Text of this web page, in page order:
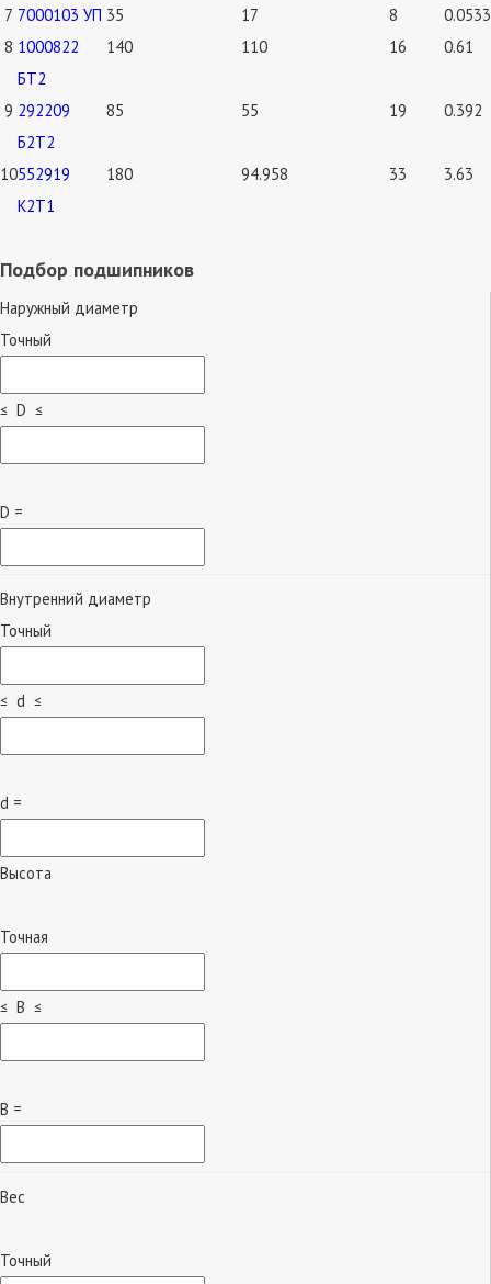
7 7000103 УП 35 17 8
0.0533
8 1000822
БТ2
140 110 16 0.61
9 292209
Б2Т2
85 55 19 0.392
10552919
К2Т1
180 94.958 33 3.63
Подбор подшипников
Наружный диаметр
Точный
≤ D ≤
D =
Внутренний диаметр
Точный
≤ d ≤
d =
Высота
Точная
≤ B ≤
B =
Вес
Точный